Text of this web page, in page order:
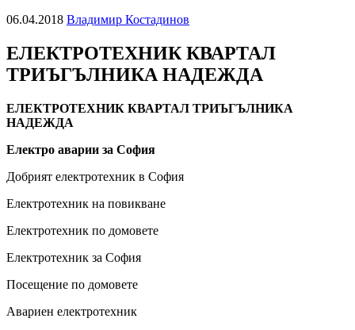
06.04.2018 Владимир Костадинов
ЕЛЕКТРОТЕХНИК КВАРТАЛ
ТРИЪГЪЛНИКА НАДЕЖДА
ЕЛЕКТРОТЕХНИК КВАРТАЛ ТРИЪГЪЛНИКА
НАДЕЖДА
Електро аварии за София
Добрият електротехник в София
Електротехник на повикване
Електротехник по домовете
Електротехник за София
Посещение по домовете
Авариен електротехник